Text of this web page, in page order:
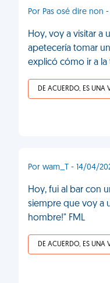
Por Pas osé dire non -
Hoy, voy a visitar a
apetecería tomar
explicó cómo ir a la
DE ACUERDO, ES UNA
Por wam_T - 14/04/
Hoy, fui al bar con
siempre que voy a
hombre!" FML
DE ACUERDO, ES UNA